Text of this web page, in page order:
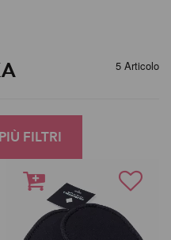
5 Articolo
PIÙ FILTRI